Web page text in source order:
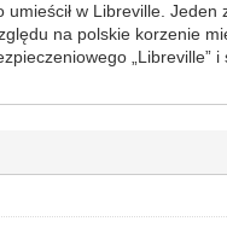
w Libreville.
na polskie korzenie
„Libreville”